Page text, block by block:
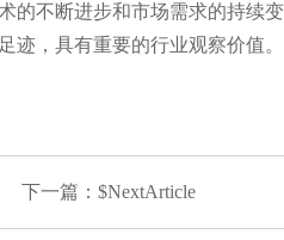
不断进步和市场需求的持续
迹，具有重要的行业观察价值。
下一篇：$NextArticle